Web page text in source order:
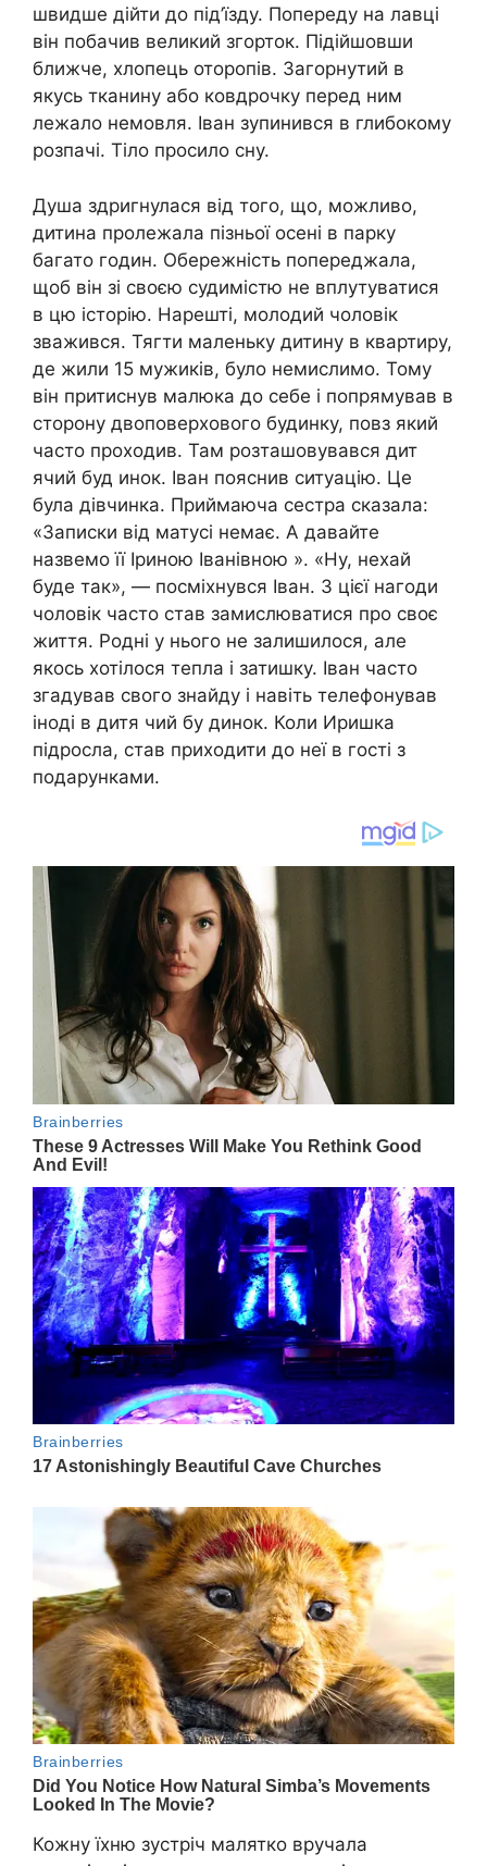
швидше дійти до під’їзду. Попереду на лавці
він побачив великий згорток. Підійшовши
ближче, хлопець оторопів. Загорнутий в
якусь тканину або ковдрочку перед ним
лежало немовля. Іван зупинився в глибокому
розпачі. Тіло просило сну.
Душа здригнулася від того, що, можливо,
дитина пролежала пізньої осені в парку
багато годин. Обережність попереджала,
щоб він зі своєю судимістю не вплутуватися
в цю історію. Нарешті, молодий чоловік
зважився. Тягти маленьку дитину в квартиру,
де жили 15 мужиків, було немислимо. Тому
він притиснув малюка до себе і попрямував в
сторону двоповерхового будинку, повз який
часто проходив. Там розташовувався дит
ячий буд инок. Іван пояснив ситуацію. Це
була дівчинка. Приймаюча сестра сказала:
«Записки від матусі немає. А давайте
назвемо її Іриною Іванівною ». «Ну, нехай
буде так», — посміхнувся Іван. З цієї нагоди
чоловік часто став замислюватися про своє
життя. Родні у нього не залишилося, але
якось хотілося тепла і затишку. Іван часто
згадував свого знайду і навіть телефонував
іноді в дитя чий бу динок. Коли Иришка
підросла, став приходити до неї в гості з
подарунками.
Кожну їхню зустріч малятко вручала